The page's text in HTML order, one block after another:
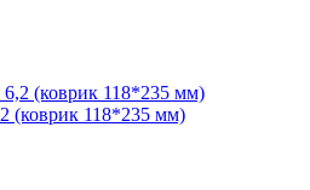
(коврик 118*235 мм)